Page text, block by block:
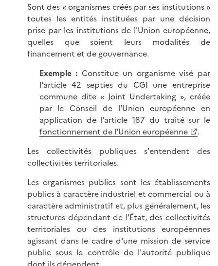
Sont des « organismes créés par ses institutions »
toutes les entités instituées par une décision
prise par les institutions de l'Union européenne,
quelles que soient leurs modalités de
financement et de gouvernance.
Exemple : Constitue un organisme visé par
l'article 42 septies du CGI une entreprise
commune dite « Joint Undertaking », créée
par le Conseil de l'Union européenne en
application de l'article 187 du traité sur le
fonctionnement de l'Union européenne
.
Les collectivités publiques s'entendent des
collectivités territoriales.
Les organismes publics sont les établissements
publics à caractère industriel et commercial ou à
caractère administratif et, plus généralement, les
structures dépendant de l'État, des collectivités
territoriales ou des institutions européennes
agissant dans le cadre d'une mission de service
public sous le contrôle de l'autorité publique